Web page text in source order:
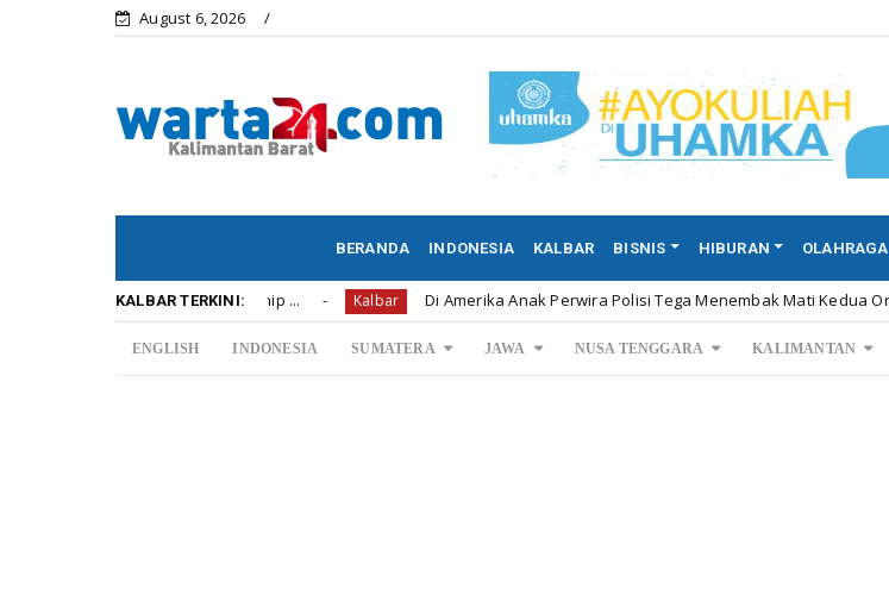
August 6, 2026
BERANDA INDONESIA KALBAR BISNIS HIBURAN OLAHRAGA
KALBAR TERKINI:
Soccer Championship ... Kalbar Di Amerika Anak Perwira Polisi Tega Menembak Mati Kedua Orang ...
ENGLISH INDONESIA SUMATERA JAWA NUSA TENGGARA KALIMANTAN